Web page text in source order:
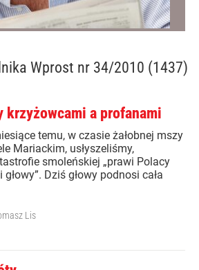
Wprost nr 34/2010 (1437)
krzyżowcami a profanami
temu, w czasie żałobnej mszy
Mariackim, usłyszeliśmy,
smoleńskiej „prawi Polacy
głowy”. Dziś głowy podnosi cała
Lis